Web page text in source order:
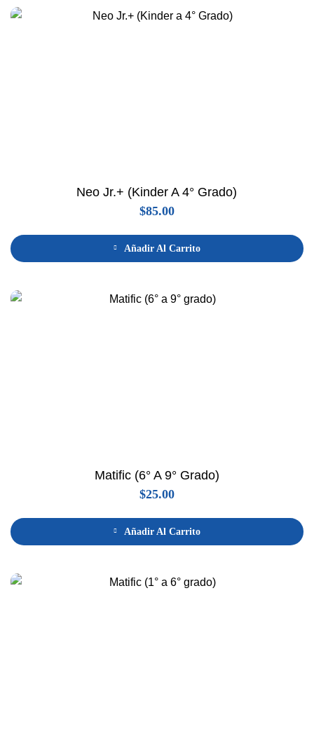
Neo Jr.+ (Kinder A 4° Grado)
$85.00
Añadir Al Carrito
Matific (6° A 9° Grado)
$25.00
Añadir Al Carrito